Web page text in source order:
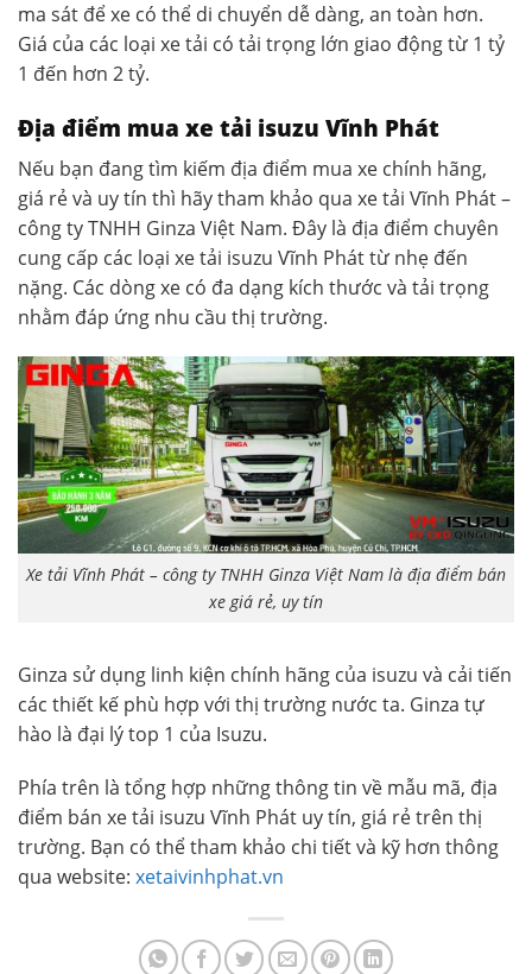
ma sát để xe có thể di chuyển dễ dàng, an toàn hơn.
Giá của các loại xe tải có tải trọng lớn giao động từ 1 tỷ
1 đến hơn 2 tỷ.
Địa điểm mua xe tải isuzu Vĩnh Phát
Nếu bạn đang tìm kiếm địa điểm mua xe chính hãng,
giá rẻ và uy tín thì hãy tham khảo qua xe tải Vĩnh Phát –
công ty TNHH Ginza Việt Nam. Đây là địa điểm chuyên
cung cấp các loại xe tải isuzu Vĩnh Phát từ nhẹ đến
nặng. Các dòng xe có đa dạng kích thước và tải trọng
nhằm đáp ứng nhu cầu thị trường.
Xe tải Vĩnh Phát – công ty TNHH Ginza Việt Nam là địa điểm bán
xe giá rẻ, uy tín
Ginza sử dụng linh kiện chính hãng của isuzu và cải tiến
các thiết kế phù hợp với thị trường nước ta. Ginza tự
hào là đại lý top 1 của Isuzu.
Phía trên là tổng hợp những thông tin về mẫu mã, địa
điểm bán xe tải isuzu Vĩnh Phát uy tín, giá rẻ trên thị
trường. Bạn có thể tham khảo chi tiết và kỹ hơn thông
qua website: xetaivinhphat.vn